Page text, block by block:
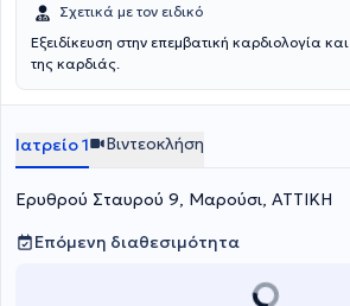
Σχετικά με τον ειδικό
Εξειδίκευση στην επεμβατική καρδιολογία
της καρδιάς.
Ιατρείο 1 Βιντεοκλήση
Ερυθρού Σταυρού 9, Μαρούσι, ΑΤΤΙΚΗ
Επόμενη διαθεσιμότητα